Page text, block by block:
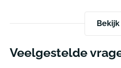
Veelgestelde